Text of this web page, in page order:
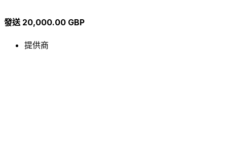
發送 20,000.00 GBP
提供商